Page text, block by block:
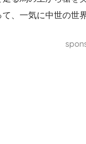
、一気に中世の世